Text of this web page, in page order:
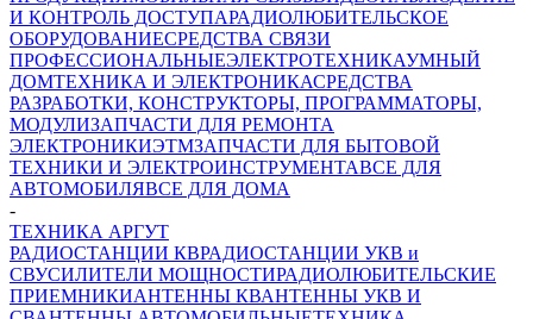
И КОНТРОЛЬ ДОСТУПАРАДИОЛЮБИТЕЛЬСКОЕ
ОБОРУДОВАНИЕСРЕДСТВА СВЯЗИ
ПРОФЕССИОНАЛЬНЫЕЭЛЕКТРОТЕХНИКАУМНЫЙ
ДОМТЕХНИКА И ЭЛЕКТРОНИКАСРЕДСТВА
РАЗРАБОТКИ, КОНСТРУКТОРЫ, ПРОГРАММАТОРЫ,
МОДУЛИЗАПЧАСТИ ДЛЯ РЕМОНТА
ЭЛЕКТРОНИКИЭТМЗАПЧАСТИ ДЛЯ БЫТОВОЙ
ТЕХНИКИ И ЭЛЕКТРОИНСТРУМЕНТАВСЕ ДЛЯ
АВТОМОБИЛЯВСЕ ДЛЯ ДОМА
-
ТЕХНИКА АРГУТ
РАДИОСТАНЦИИ КВРАДИОСТАНЦИИ УКВ и
СВУСИЛИТЕЛИ МОЩНОСТИРАДИОЛЮБИТЕЛЬСКИЕ
ПРИЕМНИКИАНТЕННЫ КВАНТЕННЫ УКВ И